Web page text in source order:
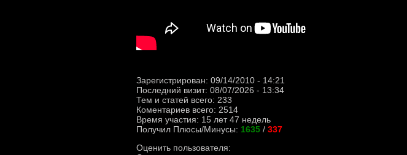
Зарегистрирован: 09/14/2010 - 14:21
Последний визит: 08/07/2026 - 13:34
Тем и статей всего: 233
Коментариев всего: 2514
Время участия: 15 лет 47 недель
Получил Плюсы/Минусы: 1635 / 337
Оценить пользователя: